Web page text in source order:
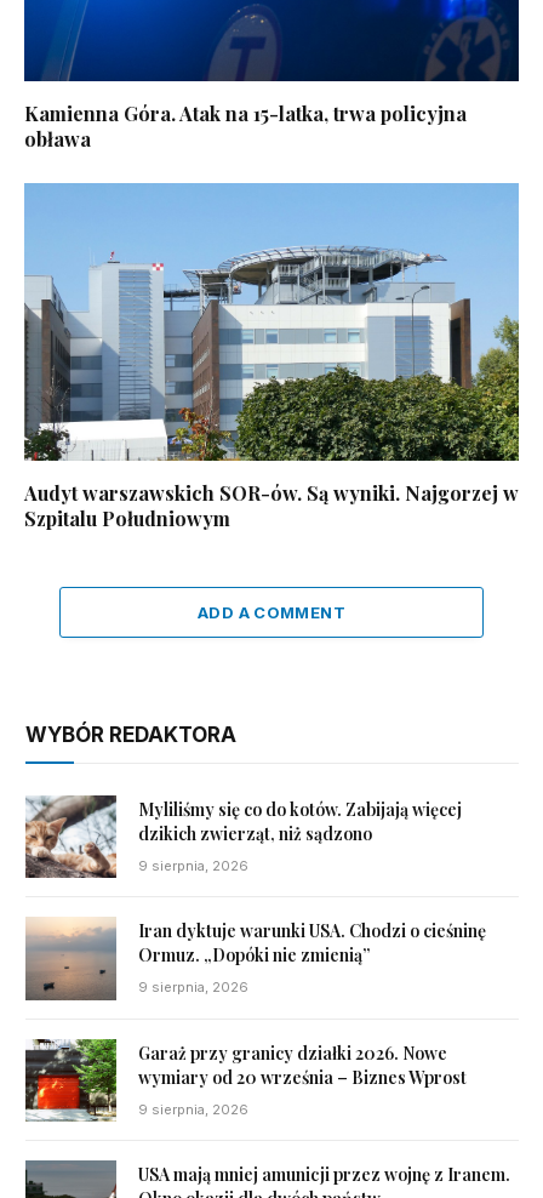
Kamienna Góra. Atak na 15-latka, trwa policyjna
obława
Audyt warszawskich SOR-ów. Są wyniki. Najgorzej w
Szpitalu Południowym
ADD A COMMENT
WYBÓR REDAKTORA
Myliliśmy się co do kotów. Zabijają więcej
dzikich zwierząt, niż sądzono
9 sierpnia, 2026
Iran dyktuje warunki USA. Chodzi o cieśninę
Ormuz. „Dopóki nie zmienią”
9 sierpnia, 2026
Garaż przy granicy działki 2026. Nowe
wymiary od 20 września – Biznes Wprost
9 sierpnia, 2026
USA mają mniej amunicji przez wojnę z Iranem.